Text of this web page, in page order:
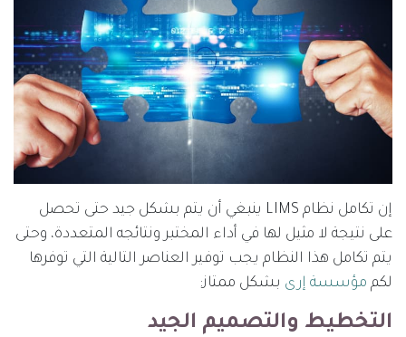
إن تكامل نظام LIMS ينبغي أن يتم بشكل جيد حتى تحصل
على نتيجة لا مثيل لها في أداء المختبر ونتائجه المتعددة، وحتى
يتم تكامل هذا النظام يجب توفير العناصر التالية التي توفرها
لكم مؤسسة إرى بشكل ممتاز:
التخطيط والتصميم الجيد